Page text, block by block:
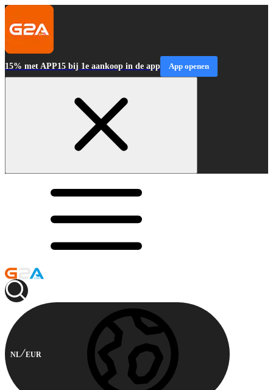
15% met APP15 bij 1e aankoop in de app App openen
NL EUR